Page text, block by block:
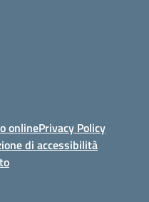
onlinePrivacy Policy
di accessibilità